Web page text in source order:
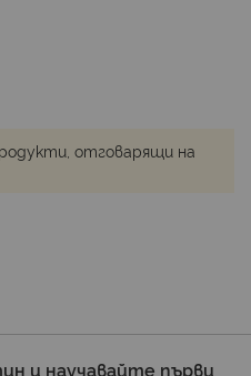
отговарящи на
и научавайте първи